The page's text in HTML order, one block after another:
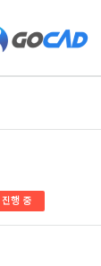
진행 중